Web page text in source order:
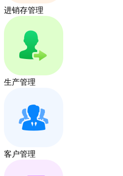
进销存管理
生产管理
客户管理